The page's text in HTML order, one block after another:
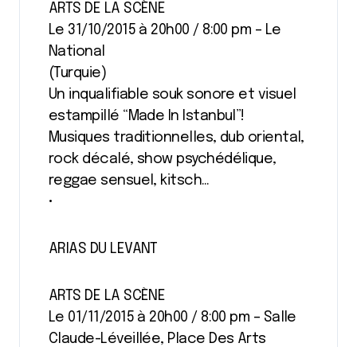
ARTS DE LA SCÈNE
Le 31/10/2015 à 20h00 / 8:00 pm – Le
National
(Turquie)
Un inqualifiable souk sonore et visuel
estampillé “Made In Istanbul”!
Musiques traditionnelles, dub oriental,
rock décalé, show psychédélique,
reggae sensuel, kitsch…
•
ARIAS DU LEVANT
ARTS DE LA SCÈNE
Le 01/11/2015 à 20h00 / 8:00 pm – Salle
Claude-Léveillée, Place Des Arts